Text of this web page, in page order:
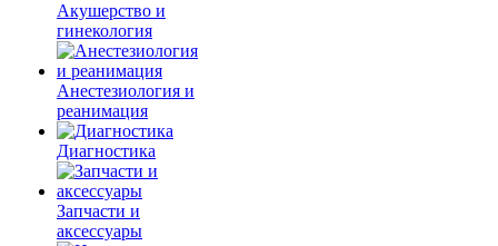
Акушерство и
гинекология
Анестезиология и
реанимация
Диагностика
Запчасти и
аксессуары